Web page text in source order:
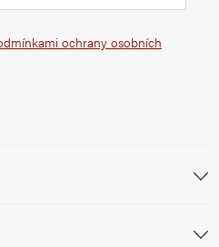
ochrany osobních